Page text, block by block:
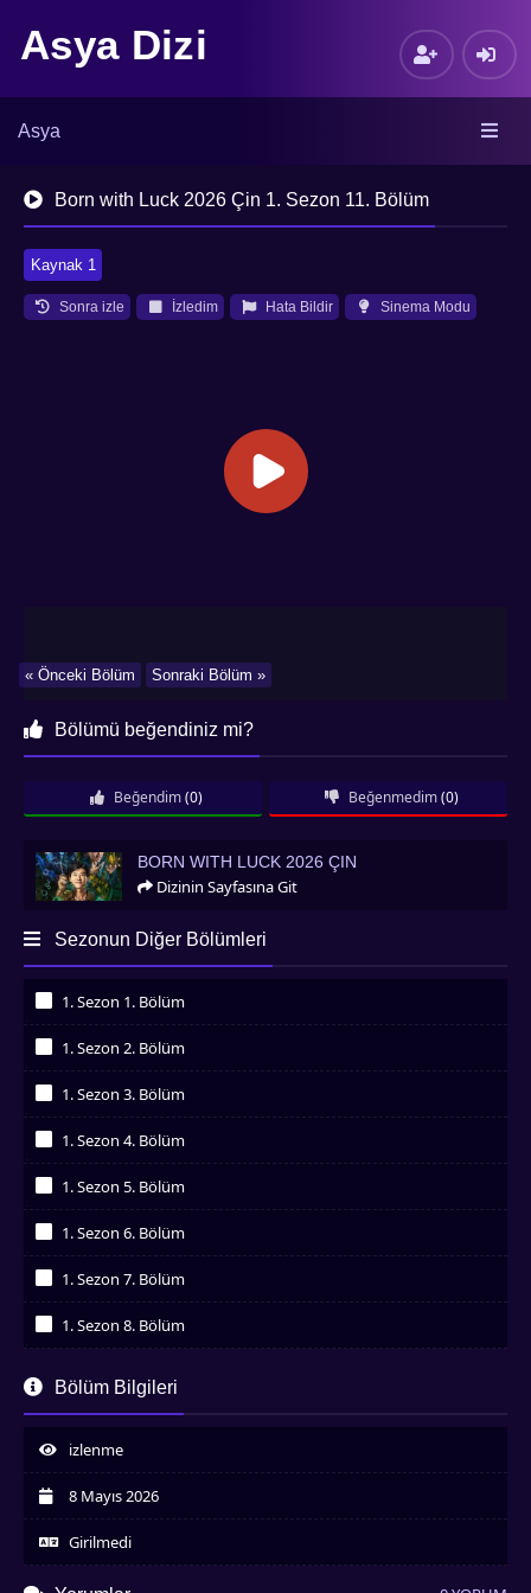
Asya Dizi
Asya
Born with Luck 2026 Çin 1. Sezon 11. Bölüm
Kaynak 1
Sonra izle İzledim Hata Bildir Sinema Modu
Sonraki Bölüm »
« Önceki Bölüm
Bölümü beğendiniz mi?
Beğendim (0) Beğenmedim (0)
Born with Luck 2026 Çin
BORN WITH LUCK 2026 ÇIN
Dizinin Sayfasına Git
Sezonun Diğer Bölümleri
1. Sezon 1. Bölüm
1. Sezon 2. Bölüm
1. Sezon 3. Bölüm
1. Sezon 4. Bölüm
1. Sezon 5. Bölüm
1. Sezon 6. Bölüm
1. Sezon 7. Bölüm
1. Sezon 8. Bölüm
İzledim
İzledim
1. Sezon 10. Bölüm
İzledim
İzledim
1. Sezon 12. Bölüm
İzledim
Bölüm Bilgileri
izlenme
8 Mayıs 2026
Girilmedi